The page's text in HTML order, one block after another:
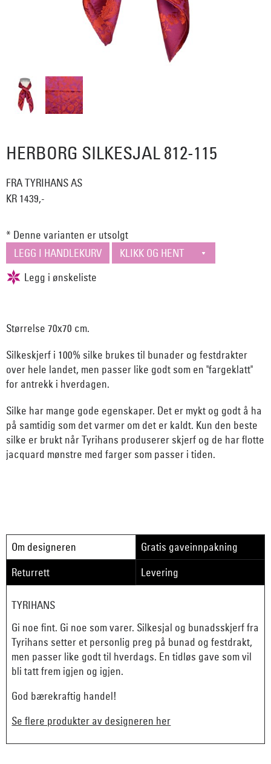
HERBORG SILKESJAL 812-115
FRA TYRIHANS AS
KR 1439,-
* Denne varianten er utsolgt
Størrelse 70x70 cm.
Silkeskjerf i 100% silke brukes til bunader og festdrakter
over hele landet, men passer like godt som en "fargeklatt"
for antrekk i hverdagen.
Silke har mange gode egenskaper. Det er mykt og godt å ha
på samtidig som det varmer om det er kaldt. Kun den beste
silke er brukt når Tyrihans produserer skjerf og de har flotte
jacquard mønstre med farger som passer i tiden.
Om designeren
Gratis gaveinnpakning
Returrett
Levering
TYRIHANS
Gi noe fint. Gi noe som varer. Silkesjal og bunadsskjerf fra
Tyrihans setter et personlig preg på bunad og festdrakt,
men passer like godt til hverdags. En tidløs gave som vil
bli tatt frem igjen og igjen.
God bærekraftig handel!
Se flere produkter av designeren her